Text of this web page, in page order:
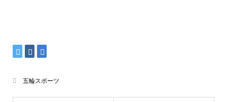
五輪スポーツ